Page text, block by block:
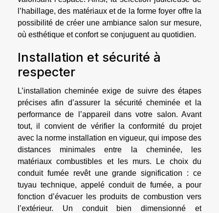
l’habillage, des matériaux et de la forme foyer offre la
possibilité de créer une ambiance salon sur mesure,
où esthétique et confort se conjuguent au quotidien.
Installation et sécurité à
respecter
L’installation cheminée exige de suivre des étapes
précises afin d’assurer la sécurité cheminée et la
performance de l’appareil dans votre salon. Avant
tout, il convient de vérifier la conformité du projet
avec la norme installation en vigueur, qui impose des
distances minimales entre la cheminée, les
matériaux combustibles et les murs. Le choix du
conduit fumée revêt une grande signification : ce
tuyau technique, appelé conduit de fumée, a pour
fonction d’évacuer les produits de combustion vers
l’extérieur. Un conduit bien dimensionné et